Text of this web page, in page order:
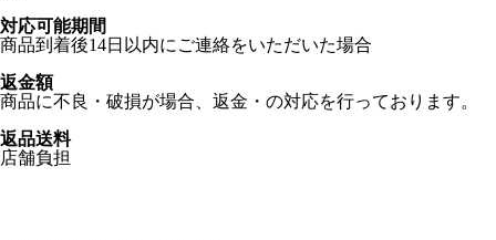
対応可能期間
商品到着後14日以内にご連絡をいただいた場合
返金額
商品に不良・破損が場合、返金・の対応を行っております。
返品送料
店舗負担